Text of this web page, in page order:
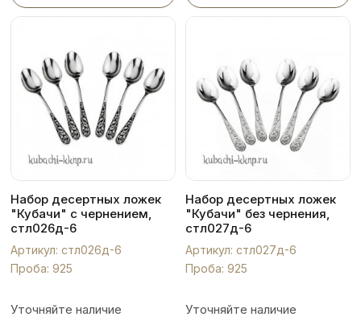
Набор десертных ложек
"Кубачи" с чернением,
стл026д-6
Артикул: стл026д-6
Проба: 925
Уточняйте наличие
Набор десертных ложек
"Кубачи" без чернения,
стл027д-6
Артикул: стл027д-6
Проба: 925
Уточняйте наличие